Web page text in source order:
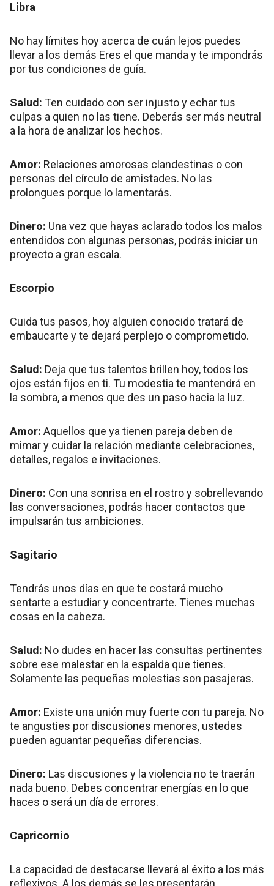
Libra
No hay límites hoy acerca de cuán lejos puedes
llevar a los demás Eres el que manda y te impondrás
por tus condiciones de guía.
Salud: Ten cuidado con ser injusto y echar tus
culpas a quien no las tiene. Deberás ser más neutral
a la hora de analizar los hechos.
Amor: Relaciones amorosas clandestinas o con
personas del círculo de amistades. No las
prolongues porque lo lamentarás.
Dinero: Una vez que hayas aclarado todos los malos
entendidos con algunas personas, podrás iniciar un
proyecto a gran escala.
Escorpio
Cuida tus pasos, hoy alguien conocido tratará de
embaucarte y te dejará perplejo o comprometido.
Salud: Deja que tus talentos brillen hoy, todos los
ojos están fijos en ti. Tu modestia te mantendrá en
la sombra, a menos que des un paso hacia la luz.
Amor: Aquellos que ya tienen pareja deben de
mimar y cuidar la relación mediante celebraciones,
detalles, regalos e invitaciones.
Dinero: Con una sonrisa en el rostro y sobrellevando
las conversaciones, podrás hacer contactos que
impulsarán tus ambiciones.
Sagitario
Tendrás unos días en que te costará mucho
sentarte a estudiar y concentrarte. Tienes muchas
cosas en la cabeza.
Salud: No dudes en hacer las consultas pertinentes
sobre ese malestar en la espalda que tienes.
Solamente las pequeñas molestias son pasajeras.
Amor: Existe una unión muy fuerte con tu pareja. No
te angusties por discusiones menores, ustedes
pueden aguantar pequeñas diferencias.
Dinero: Las discusiones y la violencia no te traerán
nada bueno. Debes concentrar energías en lo que
haces o será un día de errores.
Capricornio
La capacidad de destacarse llevará al éxito a los más
reflexivos. A los demás se les presentarán